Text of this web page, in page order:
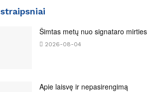
straipsniai
Šimtas metų nuo signataro mirties
2026-08-04
Apie laisvę ir nepasirengimą